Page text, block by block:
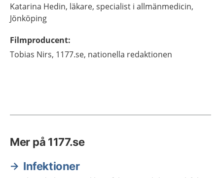
Katarina Hedin, läkare, specialist i allmänmedicin,
Jönköping
Filmproducent:
Tobias Nirs, 1177.se, nationella redaktionen
Mer på 1177.se
Infektioner